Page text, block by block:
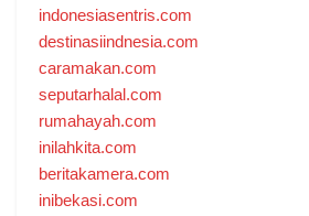
indonesiasentris.com
destinasiindnesia.com
caramakan.com
seputarhalal.com
rumahayah.com
inilahkita.com
beritakamera.com
inibekasi.com